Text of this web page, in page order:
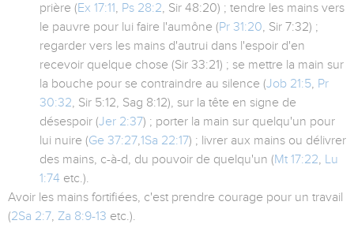
prière (Ex 17:11, Ps 28:2, Sir 48:20) ; tendre les mains vers
le pauvre pour lui faire l'aumône (Pr 31:20, Sir 7:32) ;
regarder vers les mains d'autrui dans l'espoir d'en
recevoir quelque chose (Sir 33:21) ; se mettre la main sur
la bouche pour se contraindre au silence (Job 21:5, Pr
30:32, Sir 5:12, Sag 8:12), sur la tête en signe de
désespoir (Jer 2:37) ; porter la main sur quelqu'un pour
lui nuire (Ge 37:27,1Sa 22:17) ; livrer aux mains ou délivrer
des mains, c-à-d, du pouvoir de quelqu'un (Mt 17:22, Lu
1:74 etc.).
Avoir les mains fortifiées, c'est prendre courage pour un travail
(2Sa 2:7, Za 8:9-13 etc.).